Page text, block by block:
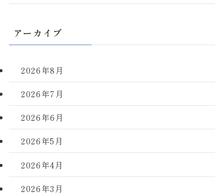
アーカイブ
2026年8月
2026年7月
2026年6月
2026年5月
2026年4月
2026年3月